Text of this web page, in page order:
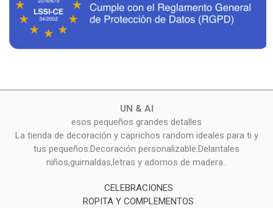
UN & AI
esos pequeños grandes detalles
La tienda de decoración y caprichos random ideales para ti y
tus pequeños.Decoración personalizable.Delantales
niños,guirnaldas,letras y adornos de madera..
CELEBRACIONES
ROPITA Y COMPLEMENTOS